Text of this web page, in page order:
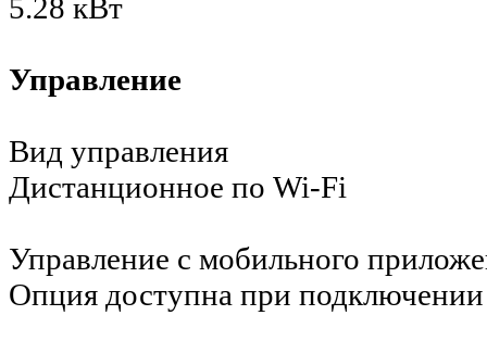
5.28 кВт
Управление
Вид управления
Дистанционное по Wi-Fi
Управление c мобильного
Опция доступна при